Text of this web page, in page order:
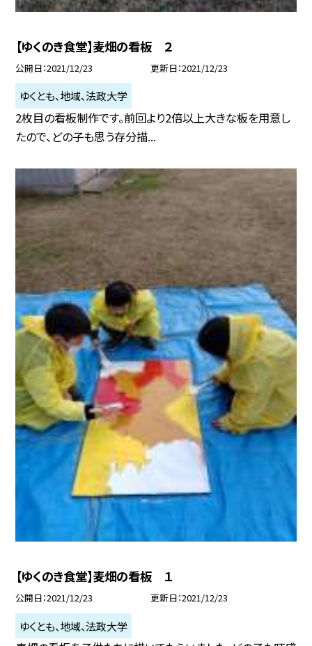
【ゆくのき食堂】麦畑の看板 ２
公開日 2021/12/23 更新日 2021/12/23
ゆくとも、地域、法政大学
2枚目の看板制作です。前回より2倍以上大きな板を用意し
たので、どの子も思う存分描...
【ゆくのき食堂】麦畑の看板 １
公開日 2021/12/23 更新日 2021/12/23
ゆくとも、地域、法政大学